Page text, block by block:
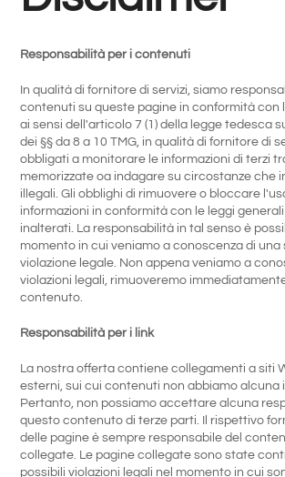
Responsabilità per i contenuti
In qualità di fornitore di servizi, siamo
contenuti su queste pagine in conformità con
ai sensi dell'articolo 7 (1) della legge tedesca
dei §§ da 8 a 10 TMG, in qualità di fornitore di
obbligati a monitorare le informazioni di terzi
memorizzate oa indagare su circostanze che
illegali. Gli obblighi di rimuovere o bloccare
informazioni in conformità con le leggi
inalterati. La responsabilità in tal senso è
momento in cui veniamo a conoscenza di una
violazione legale. Non appena veniamo a
violazioni legali, rimuoveremo
contenuto.
Responsabilità per i link
La nostra offerta contiene collegamenti a siti
esterni, sui cui contenuti non abbiamo alcuna
Pertanto, non possiamo accettare alcuna
questo contenuto di terze parti. Il rispettivo
delle pagine è sempre responsabile del
collegate. Le pagine collegate sono state
possibili violazioni legali nel momento in cui